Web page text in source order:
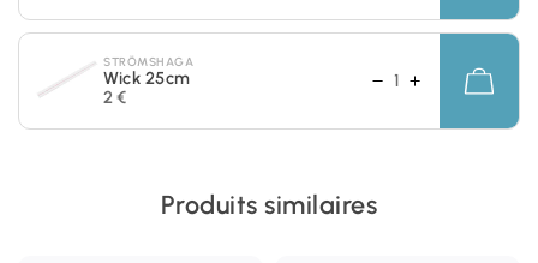
STRÖMSHAGA
Wick 25cm
2 €
Produits similaires